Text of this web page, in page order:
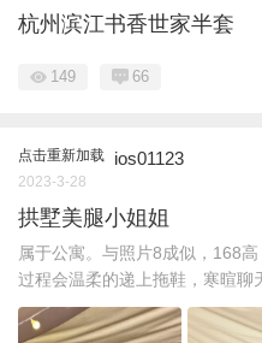
杭州滨江书香世家半套
149 66
点击重新加载 ios01123
2023-3-28
拱墅美腿小姐姐
属于公寓。与照片8成似，168
过程会温柔的递上拖鞋，寒暄聊